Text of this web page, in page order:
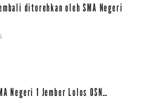
ditorehkan oleh SMA Negeri
Negeri 1 Jember Lolos OSN…